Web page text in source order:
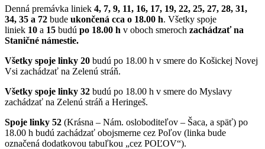
Denná premávka liniek 4, 7, 9, 11, 16, 17, 19, 22, 25, 27, 28, 31,
34, 35 a 72 bude ukončená cca o 18.00 h. Všetky spoje
liniek 10 a 15 budú po 18.00 h v oboch smeroch zachádzať na
Staničné námestie.
Všetky spoje linky 20 budú po 18.00 h v smere do Košickej Novej
Vsi zachádzať na Zelenú stráň.
Všetky spoje linky 32 budú po 18.00 h v smere do Myslavy
zachádzať na Zelenú stráň a Heringeš.
Spoje linky 52 (Krásna – Nám. osloboditeľov – Šaca, a späť) po
18.00 h budú zachádzať obojsmerne cez Poľov (linka bude
označená dodatkovou tabuľkou „cez POĽOV“).